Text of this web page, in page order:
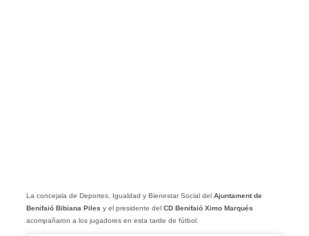
La concejala de Deportes, Igualdad y Bienestar Social del Ajuntament de
Benifaió Bibiana Piles y el presidente del CD Benifaió Ximo Marqués
acompañaron a los jugadores en esta tarde de fútbol.